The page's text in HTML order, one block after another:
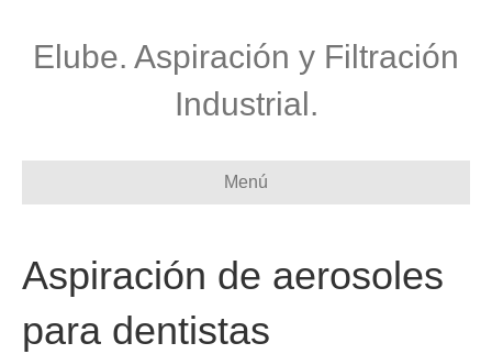
Elube. Aspiración y Filtración
Industrial.
Menú
Aspiración de aerosoles
para dentistas